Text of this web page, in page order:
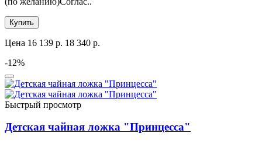
Купить
Цена 16 139 р. 18 340 р.
-12%
Быстрый просмотр
Детская чайная ложка "Принцесса"